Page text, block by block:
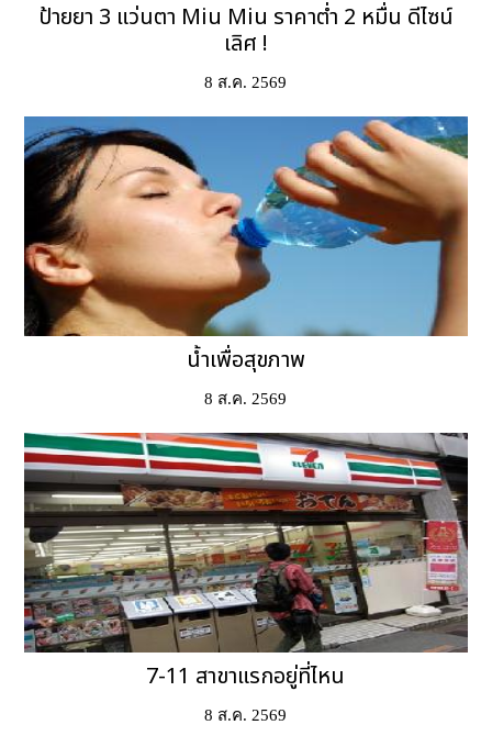
ป้ายยา 3 แว่นตา Miu Miu ราคาต่ำ 2 หมื่น ดีไซน์
เลิศ !
8 ส.ค. 2569
น้ำเพื่อสุขภาพ
8 ส.ค. 2569
7-11 สาขาแรกอยู่ที่ไหน
8 ส.ค. 2569